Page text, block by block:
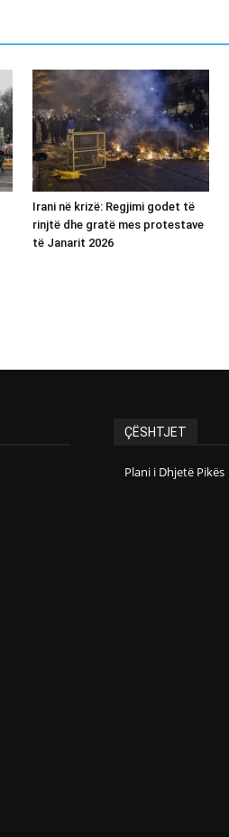
Irani në krizë: Regjimi godet të
rinjtë dhe gratë mes protestave
të Janarit 2026
ÇËSHTJET
Plani i Dhjetë Pikës